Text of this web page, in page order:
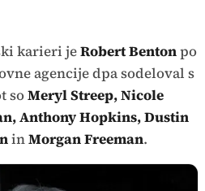
karieri jeRobert Bentonpo
agencije dpa sodeloval s
soMeryl Streep, Nicole
Anthony Hopkins, Dustin
inMorgan Freeman.